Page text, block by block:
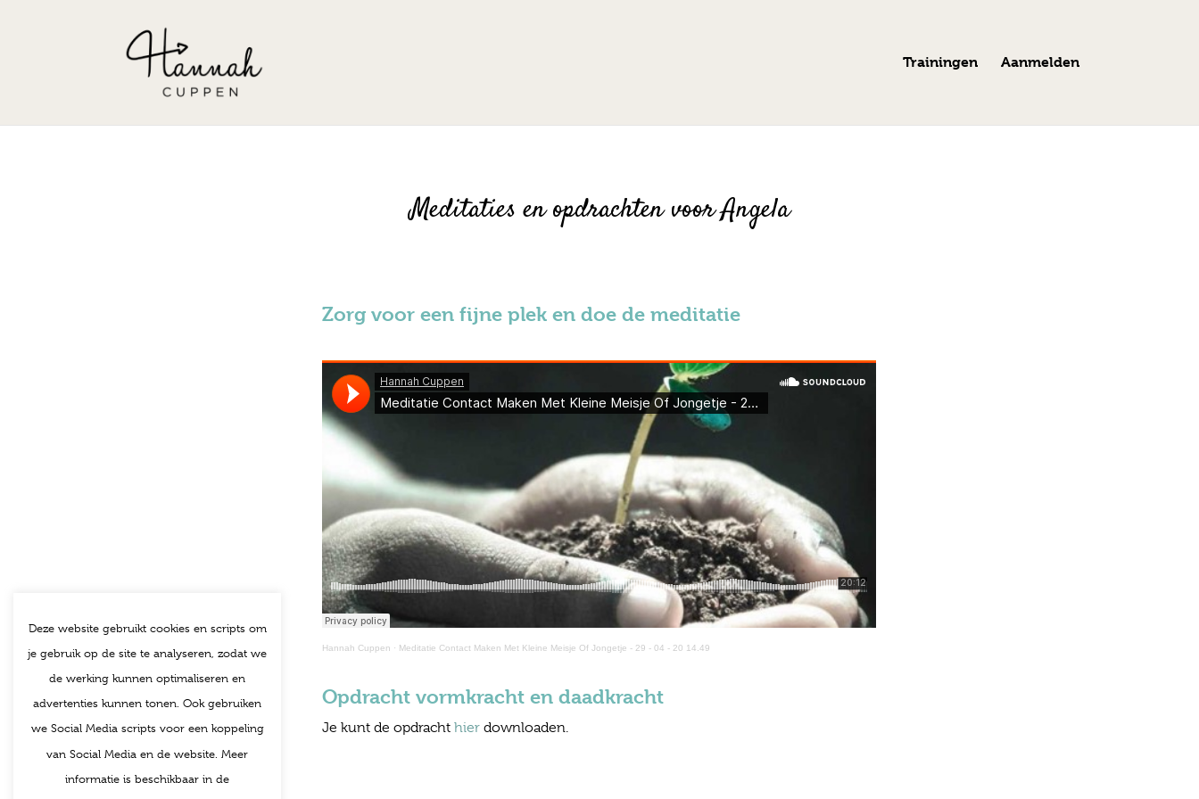
Trainingen Aanmelden
Meditaties en opdrachten voor Angela
Zorg voor een fijne plek en doe de meditatie
Hannah Cuppen · Meditatie Contact Maken Met Kleine Meisje Of Jongetje - 29 - 04 - 20 14.49
Opdracht vormkracht en daadkracht
Je kunt de opdrachthier downloaden.
Deze website gebruikt cookies en scripts om
je gebruik op de site te analyseren, zodat we
de werking kunnen optimaliseren en
advertenties kunnen tonen. Ook gebruiken
we Social Media scripts voor een koppeling
van Social Media en de website. Meer
informatie is beschikbaar in de